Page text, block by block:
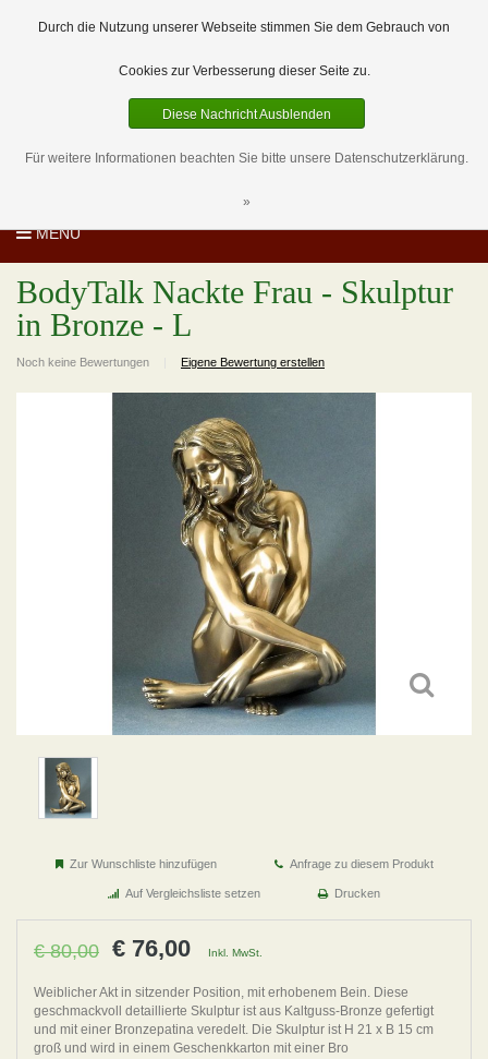
0 Artikel
DE
EUR
MENU
BodyTalk Nackte Frau - Skulptur
in Bronze - L
Noch keine Bewertungen Eigene Bewertung erstellen
Zur Wunschliste hinzufügen Anfrage zu diesem Produkt
Auf Vergleichsliste setzen Drucken
€ 80,00 € 76,00 Inkl. MwSt.
Weiblicher Akt in sitzender Position, mit erhobenem Bein. Diese
geschmackvoll detaillierte Skulptur ist aus Kaltguss-Bronze gefertigt
und mit einer Bronzepatina veredelt. Die Skulptur ist H 21 x B 15 cm
groß und wird in einem Geschenkkarton mit einer Bro
Durch die Nutzung unserer Webseite stimmen Sie dem Gebrauch von
Cookies zur Verbesserung dieser Seite zu.
Diese Nachricht Ausblenden
Für weitere Informationen beachten Sie bitte unsere Datenschutzerklärung.
»